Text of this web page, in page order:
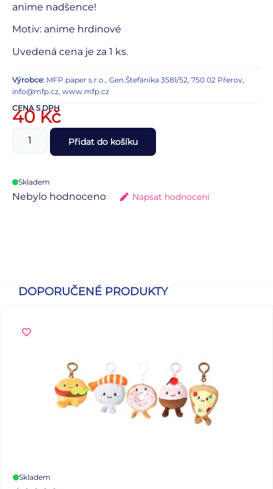
anime nadšence!
Motiv: anime hrdinové
Uvedená cena je za 1 ks.
Výrobce: MFP paper s.r.o., Gen.Štefánika 3581/52, 750 02 Přerov,
info@mfp.cz, www.mfp.cz
CENA S DPH
40Kč
Přidat do košíku
Skladem
Nebylo hodnoceno Napsat hodnocení
DOPORUČENÉ PRODUKTY
Skladem